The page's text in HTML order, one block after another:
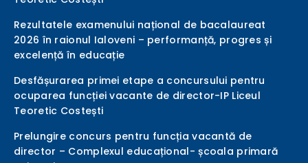
Rezultatele examenului național de bacalaureat
2026 în raionul Ialoveni – performanță, progres și
excelență în educație
Desfășurarea primei etape a concursului pentru
ocuparea funcției vacante de director-IP Liceul
Teoretic Costești
Prelungire concurs pentru funcția vacantă de
director – Complexul educațional- școala primară